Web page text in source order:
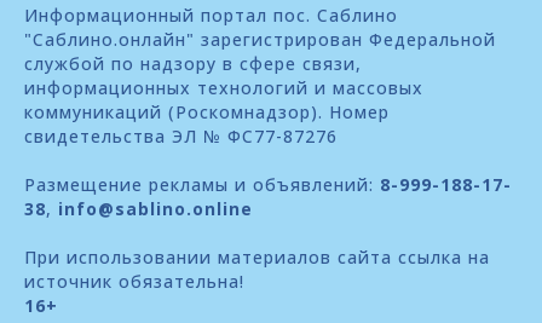
Информационный портал пос. Саблино
"Саблино.онлайн" зарегистрирован Федеральной
службой по надзору в сфере связи,
информационных технологий и массовых
коммуникаций (Роскомнадзор). Номер
свидетельства ЭЛ № ФС77-87276
Размещение рекламы и объявлений: 8-999-188-17-
38, info@sablino.online
При использовании материалов сайта ссылка на
источник обязательна!
16+